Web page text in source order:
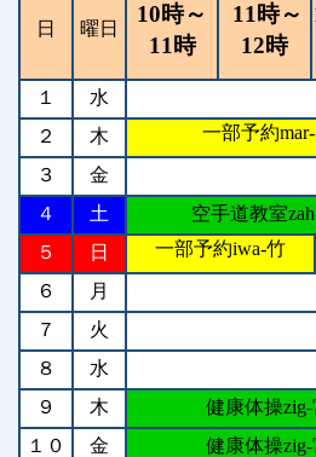
日 曜日
10時～
11時
11時～
12時
１
水
２
木 一部予約
３
金
４
土
空手道教室
５
日 一部予約iwa-竹
６
月
７
火
８
水
９
木 健康体操zig-
１０
金 健康体操zig-